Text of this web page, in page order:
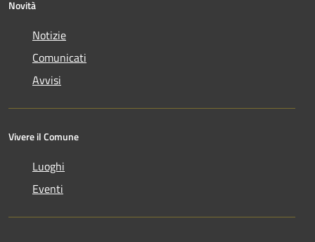
Novità
Notizie
Comunicati
Avvisi
Vivere il Comune
Luoghi
Eventi